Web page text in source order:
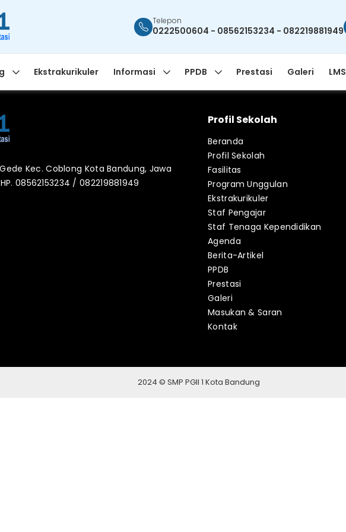
Telepon
0222500604 - 08562153234 - 082219881949
Ekstrakurikuler Informasi PPDB Prestasi Galeri LMS
Kec. Coblong Kota Bandung, Jawa
08562153234 / 082219881949
Profil Sekolah
Beranda
Profil Sekolah
Fasilitas
Program Unggulan
Ekstrakurikuler
Staf Pengajar
Staf Tenaga Kependidikan
Agenda
Berita-Artikel
PPDB
Prestasi
Galeri
Masukan & Saran
Kontak
2024 © SMP PGII 1 Kota Bandung